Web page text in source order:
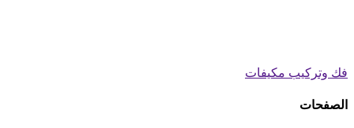
فك وتركيب مكيفات
الصفحات